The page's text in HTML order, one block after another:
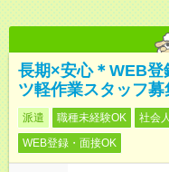
長期×安心＊WEB登
ツ軽作業スタッフ募
派遣 職種未経験OK 社会
WEB登録・面接OK